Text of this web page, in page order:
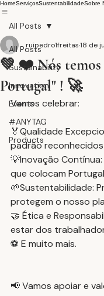
HomeServiçosSustentabilidadeSobre
All Posts
Sustainability
Innovation
Events
#ANYTAG
Products
All Posts
💚 ❤️ Nós temos
Portugal" ! 🚀
ruipedro1freitas18 de
Vamos celebrar:
🏅Qualidade
padrão
💡Inovação
que colocam
🌱Sustentabilidade:
protegem o nosso
🤝 Ética e
estar dos
⚽ E muito mais.
📢 Vamos apoiar e